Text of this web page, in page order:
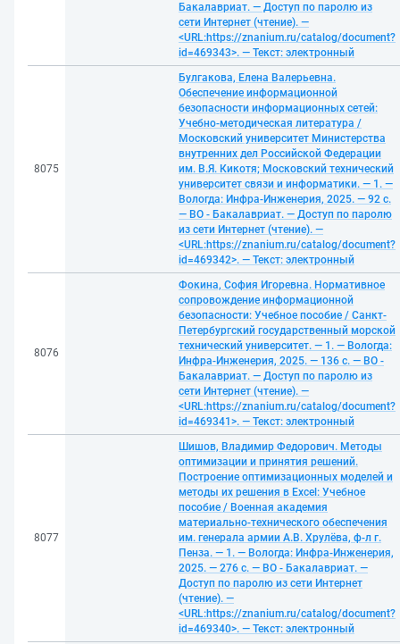
Бакалавриат. — Доступ по паролю из
сети Интернет (чтение). —
<URL:https://znanium.ru/catalog/document?
id=469343>. — Текст: электронный
8075
Булгакова, Елена Валерьевна.
Обеспечение информационной
безопасности информационных сетей:
Учебно-методическая литература /
Московский университет Министерства
внутренних дел Российской Федерации
им. В.Я. Кикотя; Московский технический
университет связи и информатики. — 1. —
Вологда: Инфра-Инженерия, 2025. — 92 с.
— ВО - Бакалавриат. — Доступ по паролю
из сети Интернет (чтение). —
<URL:https://znanium.ru/catalog/document?
id=469342>. — Текст: электронный
8076
Фокина, София Игоревна. Нормативное
сопровождение информационной
безопасности: Учебное пособие / Санкт-
Петербургский государственный морской
технический университет. — 1. — Вологда:
Инфра-Инженерия, 2025. — 136 с. — ВО -
Бакалавриат. — Доступ по паролю из
сети Интернет (чтение). —
<URL:https://znanium.ru/catalog/document?
id=469341>. — Текст: электронный
8077
Шишов, Владимир Федорович. Методы
оптимизации и принятия решений.
Построение оптимизационных моделей и
методы их решения в Excel: Учебное
пособие / Военная академия
материально-технического обеспечения
им. генерала армии А.В. Хрулёва, ф-л г.
Пенза. — 1. — Вологда: Инфра-Инженерия,
2025. — 276 с. — ВО - Бакалавриат. —
Доступ по паролю из сети Интернет
(чтение). —
<URL:https://znanium.ru/catalog/document?
id=469340>. — Текст: электронный